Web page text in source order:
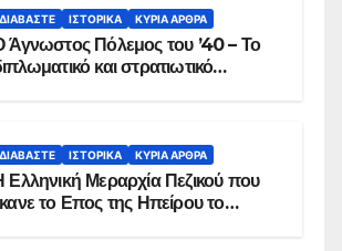
ΔΙΑΒΆΣΤΕ ΙΣΤΟΡΙΚΆ ΚΥΡΙΑ ΑΡΘΡΑ
Άγνωστος Πόλεμος του ’40 – Το
και στρατιωτικό
ΔΙΑΒΆΣΤΕ ΙΣΤΟΡΙΚΆ ΚΥΡΙΑ ΑΡΘΡΑ
Ελληνική Μεραρχία Πεζικού που
το Επος της Ηπείρου το